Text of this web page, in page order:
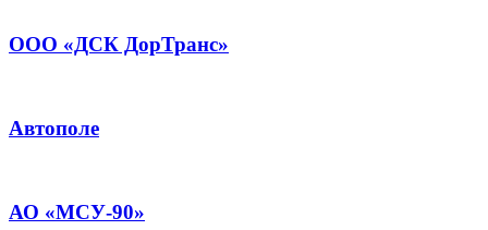
ООО «ДСК ДорТранс»
Автополе
АО «МСУ-90»